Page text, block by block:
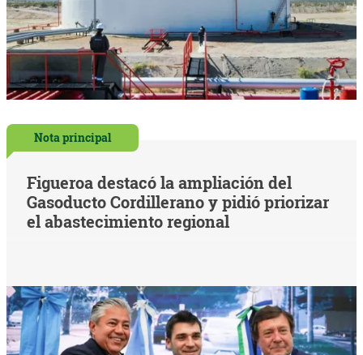
Nota principal
Figueroa destacó la ampliación del
Gasoducto Cordillerano y pidió priorizar
el abastecimiento regional